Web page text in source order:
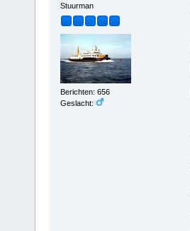
Stuurman
Berichten: 656
Geslacht: